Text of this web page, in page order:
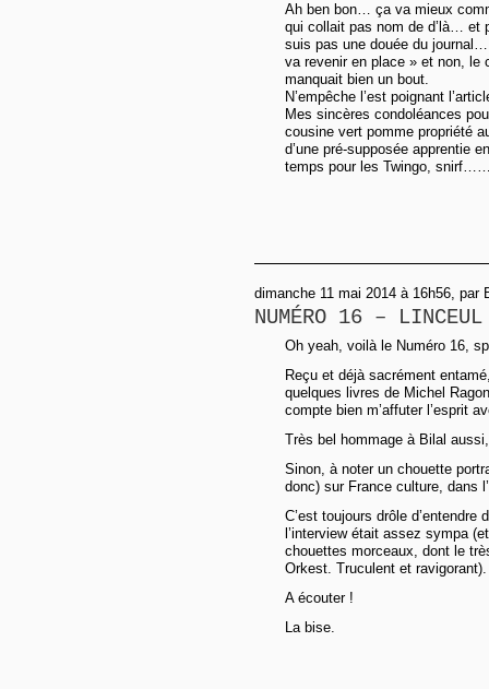
Ah ben bon… ça va mieux
qui collait pas nom de d’là… et
suis pas une douée du
va revenir en place » et non, le
manquait bien un bout.
N’empêche l’est poignant
Mes sincères condoléances
cousine vert pomme propriété
d’une pré-supposée apprentie
temps pour les Twingo,
dimanche 11 mai 2014 à 16h56, par
NUMÉRO 16 – LINCEUL
Oh yeah, voilà le Numéro 16,
Reçu et déjà sacrément
quelques livres de Michel
compte bien m’affuter l’esprit
Très bel hommage à Bilal
Sinon, à noter un chouette
donc) sur France culture, dans
C’est toujours drôle
l’interview était assez sympa
chouettes morceaux, dont le
Orkest. Truculent et ravigorant).
A écouter !
La bise.